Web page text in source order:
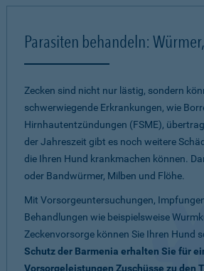
Parasiten behandeln:
Zecken sind nicht nur lästig, sondern
schwerwiegende Erkrankungen, wie
Hirnhautentzündungen (FSME),
der Jahreszeit gibt es noch weitere
die Ihren Hund krankmachen können.
oder Bandwürmer, Milben und Flöhe.
Mit Vorsorgeuntersuchungen,
Behandlungen wie beispielsweise
Zeckenvorsorge können Sie Ihren Hund
Schutz der Barmenia erhalten Sie für
Vorsorgeleistungen Zuschüsse zu den